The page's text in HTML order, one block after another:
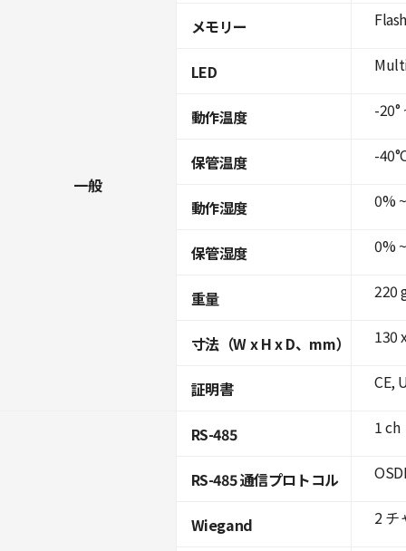
一般
メモリー
LED
動作温度
保管温度
動作湿度
保管湿度
重量
寸法（W x H x D、mm）
証明書
RS-485
RS-485 通信プロトコル
Wiegand
-20°
-
0%
0%
220
130
CE,
1 ch
2 チ